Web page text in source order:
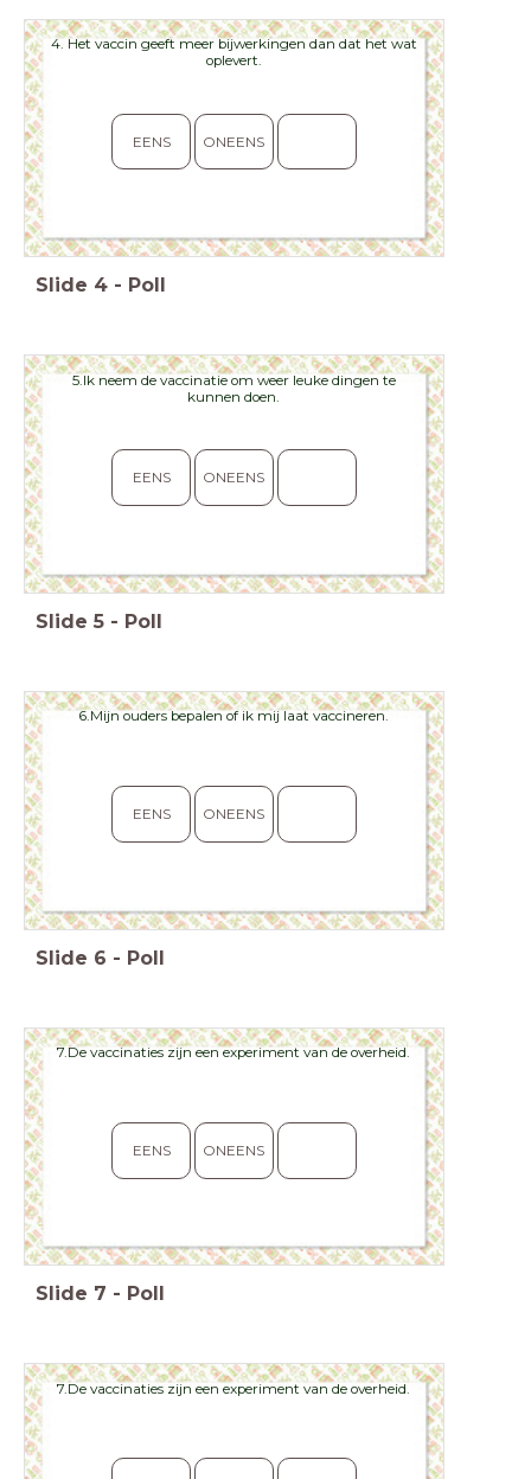
4. Het vaccin geeft meer bijwerkingen dan dat het wat
oplevert.
EENS ONEENS
Slide 4 - Poll
5.Ik neem de vaccinatie om weer leuke dingen te
kunnen doen.
EENS ONEENS
Slide 5 - Poll
6.Mijn ouders bepalen of ik mij laat vaccineren.
EENS ONEENS
Slide 6 - Poll
7.De vaccinaties zijn een experiment van de overheid.
EENS ONEENS
Slide 7 - Poll
7.De vaccinaties zijn een experiment van de overheid.